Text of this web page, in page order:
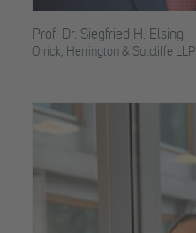
Prof. Dr. Siegfried H. Elsing
Orrick, Herrington & Sutcliffe LLP